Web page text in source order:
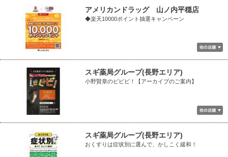
アメリカンドラッグ 山ノ内平穏店
◆楽天10000ポイント抽選キャンペーン
スギ薬局グループ(長野エリア)
小野賢章のビビビ！【アーカイブのご案内】
スギ薬局グループ(長野エリア)
おくすりは症状別に選んで、かしこく緩和！